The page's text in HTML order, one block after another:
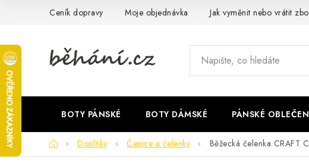
Ceník dopravy Moje objednávka Jak vyměnit nebo vrátit
BOTY PÁNSKÉ BOTY DÁMSKÉ PÁNSKÉ
DomůDoplňky Čepice a čelenky Běžecká čelenka CRAFT